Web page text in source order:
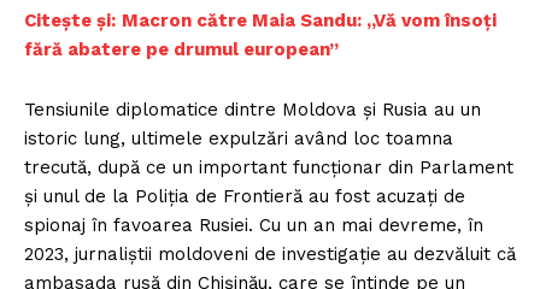
Citește și: Macron către Maia Sandu: „Vă vom însoți
fără abatere pe drumul european”
Tensiunile diplomatice dintre Moldova și Rusia au un
istoric lung, ultimele expulzări având loc toamna
trecută, după ce un important funcționar din Parlament
și unul de la Poliția de Frontieră au fost acuzați de
spionaj în favoarea Rusiei. Cu un an mai devreme, în
2023, jurnaliștii moldoveni de investigație au dezvăluit că
ambasada rusă din Chișinău, care se întinde pe un